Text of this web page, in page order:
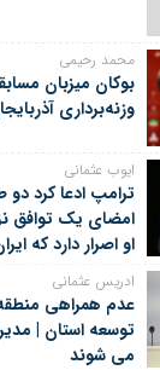
محمد رحیمی
بوکان میزبان
وزنه‌برداری
ایوب عثمانی
ترامپ ادعا کرد دو
امضای یک توافق
او اصرار دارد که
برنامه‌های
بیشتری بردارد
ادریس عثمانی
عدم همراهی منطقه
توسعه استان |
می شوند